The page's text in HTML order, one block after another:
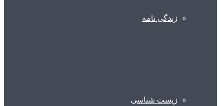
زندگی نامه
زیست شناسی